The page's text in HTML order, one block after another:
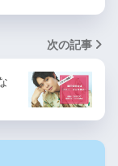
次の記事